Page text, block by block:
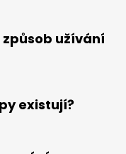
užívání
existují?